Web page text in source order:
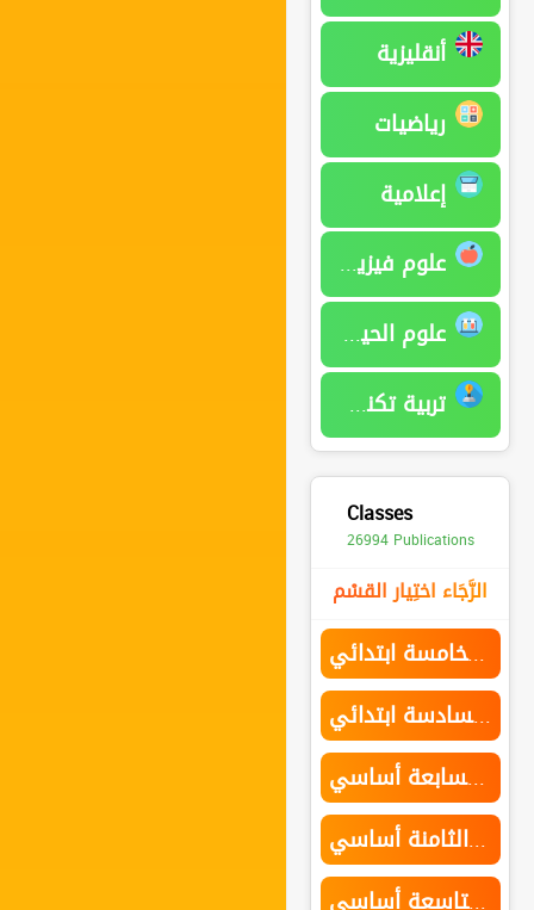
أنقليزية
رياضيات
إعلامية
علوم فيزيائية
علوم الحياة و الأرض
تربية تكنولوجية
Classes
26994 Publications
الرَّجَاء اختِيار القسْم
السنة الخامسة ابتدائي
السنة السادسة ابتدائي
السنة السابعة أساسي
السنة الثامنة أساسي
السنة التاسعة أساسي